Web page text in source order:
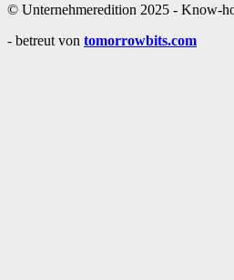
© Unternehmeredition 2025 - Know-
- betreut von tomorrowbits.com